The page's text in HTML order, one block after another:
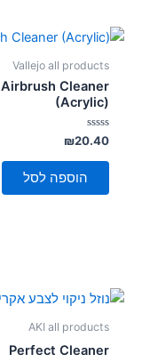
Vallejo all products
Airbrush Cleaner
(Acrylic)
דורג
0
מתוך
₪20.40
הוספה לסל
AKI all products
Perfect Cleaner